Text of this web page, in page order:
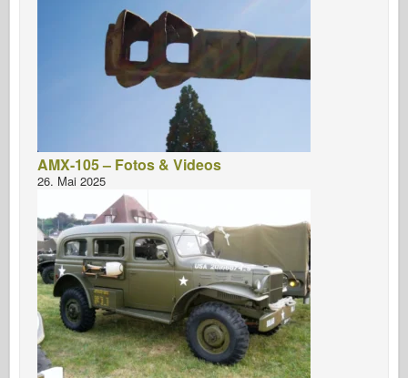
AMX-105 – Fotos & Videos
26. Mai 2025